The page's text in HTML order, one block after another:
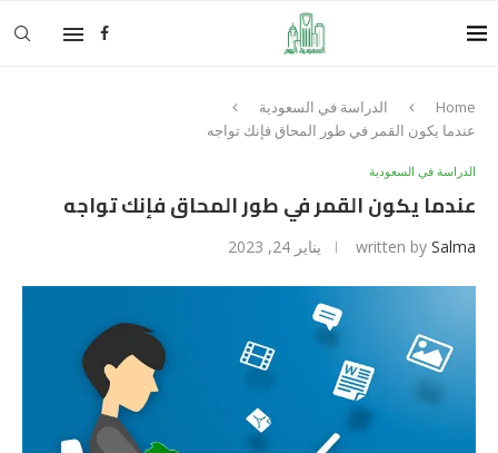
Home
الدراسة في السعودية
عندما يكون القمر في طور المحاق فإنك تواجه
الدراسة في السعودية
عندما يكون القمر في طور المحاق فإنك تواجه
written by Salma يناير 24, 2023